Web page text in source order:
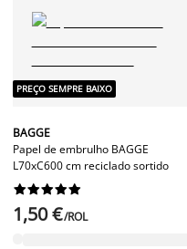
PREÇO SEMPRE BAIXO
BAGGE
Papel de embrulho BAGGE
L70xC600 cm reciclado sortido






1,50 €/ROL